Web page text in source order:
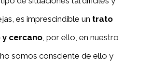
es imprescindible un trato
y cercano, por ello, en nuestro
somos consciente de ello y